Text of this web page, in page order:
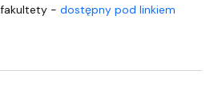
fakultety - dostępny pod linkiem